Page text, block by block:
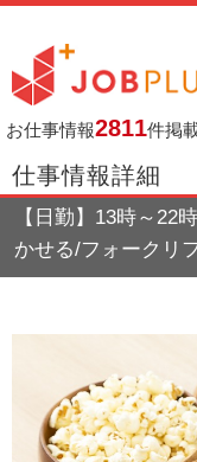
お仕事情報2811件掲
仕事情報詳細
【日勤】13時～22
かせる/フォークリ